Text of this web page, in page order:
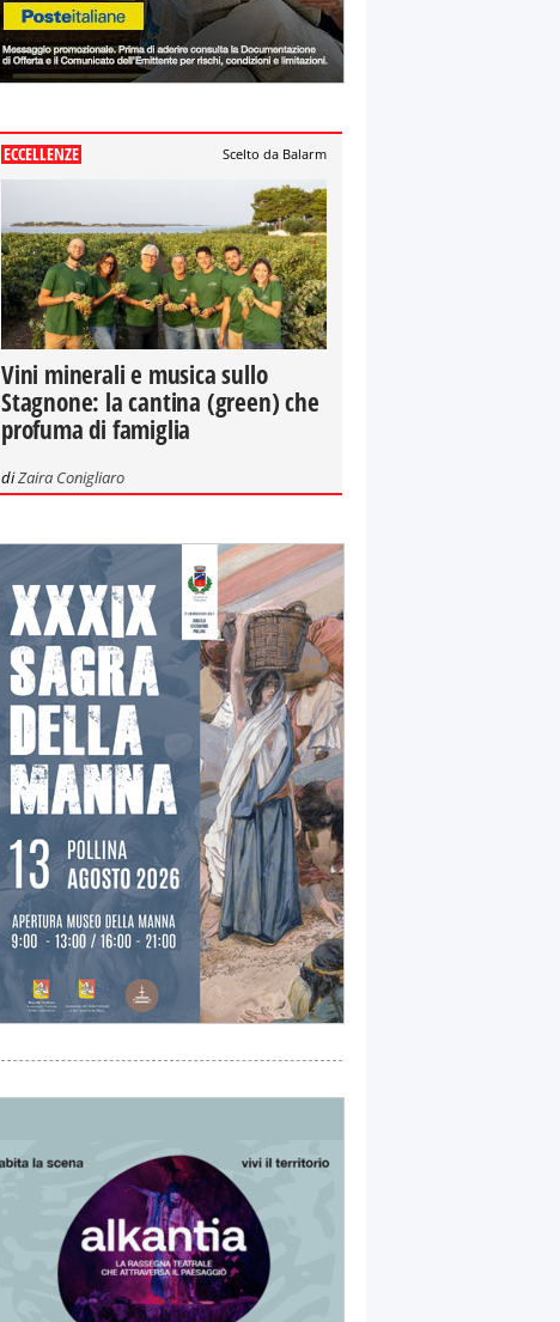
ECCELLENZE Scelto da Balarm
Vini minerali e musica sullo
Stagnone: la cantina (green) che
profuma di famiglia
diZaira Conigliaro